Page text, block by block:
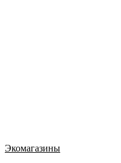
Экомагазины